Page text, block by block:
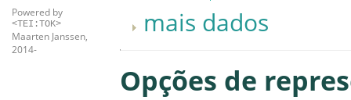
Powered by
<TEI:TOK>
Maarten Janssen,
2014-
mais dados
Opções de